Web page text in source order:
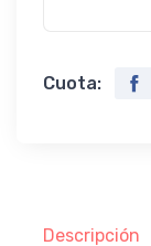
Cuota:
Descripción